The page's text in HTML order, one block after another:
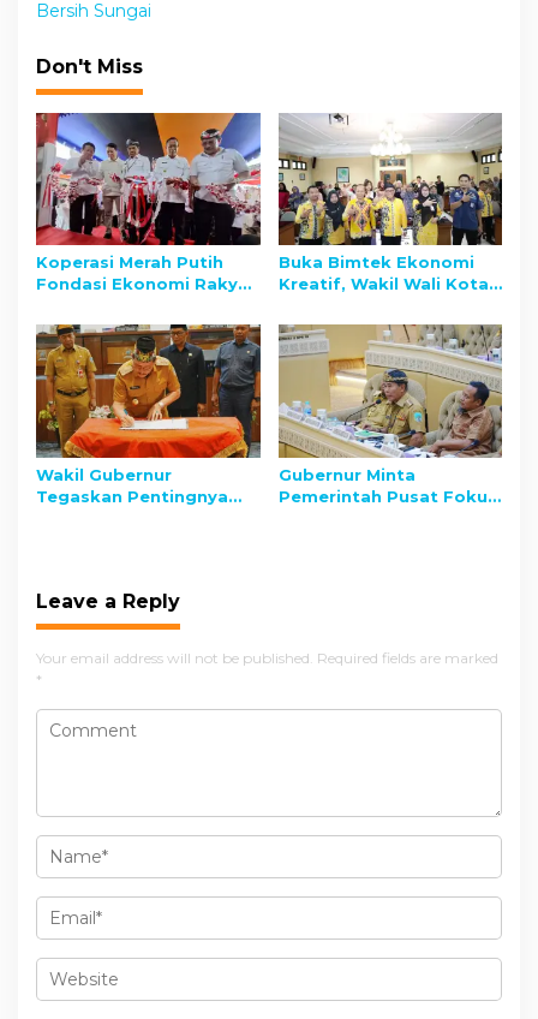
n
a
v
i
g
a
t
i
o
n
Bersih Sungai
Don't Miss
Koperasi Merah Putih
Fondasi Ekonomi Rakyat
2045
Buka Bimtek Ekonomi
Kreatif, Wakil Wali Kota
Naik Kelas
Wakil Gubernur
Tegaskan Pentingnya
Gubernur Minta
Pemerintah Pusat Fokus
Leave a Reply
Your email address will not be published. Required fields are marked
*